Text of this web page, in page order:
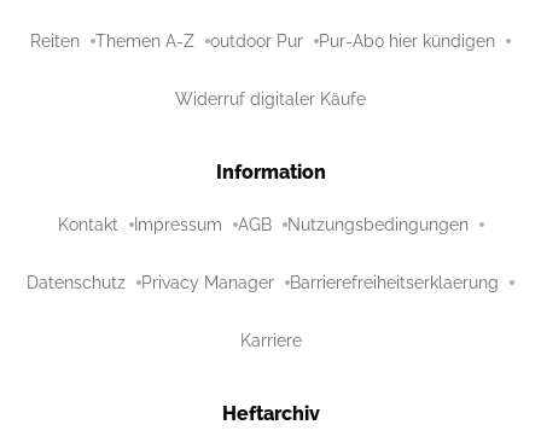
Reiten Themen A-Z outdoor Pur Pur-Abo hier kündigen
Widerruf digitaler Käufe
Information
Kontakt Impressum AGB Nutzungsbedingungen
Datenschutz Privacy Manager Barrierefreiheitserklaerung
Karriere
Heftarchiv